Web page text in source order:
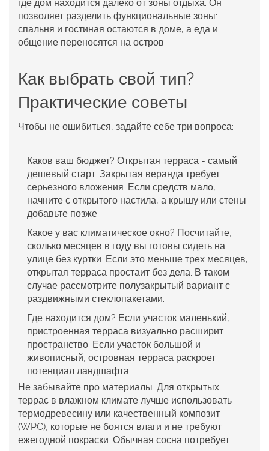
где дом находится далеко от зоны отдыха. Он
позволяет разделить функциональные зоны:
спальня и гостиная остаются в доме, а еда и
общение переносятся на остров.
Как выбрать свой тип?
Практические советы
Чтобы не ошибиться, задайте себе три вопроса:
Каков ваш бюджет? Открытая терраса - самый
дешевый старт. Закрытая веранда требует
серьезного вложения. Если средств мало,
начните с открытого настила, а крышу или стены
добавьте позже.
Какое у вас климатическое окно? Посчитайте,
сколько месяцев в году вы готовы сидеть на
улице без куртки. Если это меньше трех месяцев,
открытая терраса простаит без дела. В таком
случае рассмотрите полузакрытый вариант с
раздвижными стеклопакетами.
Где находится дом? Если участок маленький,
пристроенная терраса визуально расширит
пространство. Если участок большой и
живописный, островная терраса раскроет
потенциал ландшафта.
Не забывайте про материалы. Для открытых
террас в влажном климате лучше использовать
термодревесину или качественный композит
(WPC), которые не боятся влаги и не требуют
ежегодной покраски. Обычная сосна потребует